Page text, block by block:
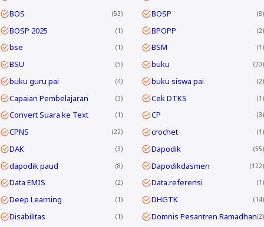
BOS 53 BOSP 8
BOSP 2025 1 BPOPP 2
bse 1 BSM 1
BSU 5 buku 20
buku guru pai 4 buku siswa pai 2
Capaian Pembelajaran 3 Cek DTKS 1
Convert Suara ke Text 1 CP 3
CPNS 22 crochet 1
DAK 3 Dapodik 55
dapodik paud 8 Dapodikdasmen 122
Data EMIS 2 Data.referensi 1
Deep Learning 1 DHGTK 14
Disabilitas 1 Domnis Pesantren Ramadhan 2